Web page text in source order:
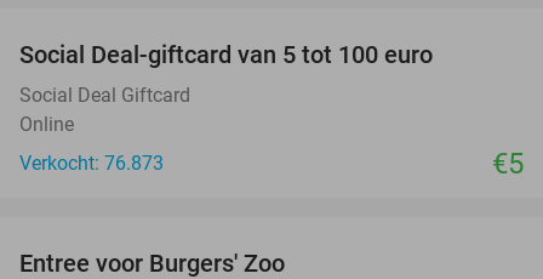
Social Deal-giftcard van 5 tot 100 euro
Social Deal Giftcard
Online
Verkocht: 76.873
€5
Entree voor Burgers' Zoo